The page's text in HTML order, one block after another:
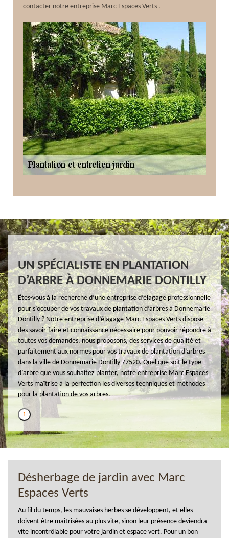
contacter notre entreprise Marc Espaces Verts .
UN SPÉCIALISTE EN PLANTATION
D’ARBRE À DONNEMARIE DONTILLY
Êtes-vous à la recherche d’une entreprise d’élagage professionnelle
pour s’occuper de vos travaux de plantation d’arbres à Donnemarie
Dontilly ? Notre entreprise d’élagage Marc Espaces Verts dispose
des savoir-faire et connaissance nécessaire pour pouvoir répondre à
toutes vos demandes, nous proposons, des services de qualité et
parfaitement aux normes pour vos travaux de plantation d’arbres
dans la ville de Donnemarie Dontilly 77520. Quel que soit le type
d’arbre que vous souhaitez planter, notre entreprise Marc Espaces
Verts maîtrise à la perfection les diverses techniques et méthodes
pour la plantation de vos arbres.
1
Désherbage de jardin avec Marc
Espaces Verts
Au fil du temps, les mauvaises herbes se développent, et elles
doivent être maîtrisées au plus vite, sinon leur présence deviendra
vite incontrôlable pour votre jardin et espace vert. Pour un bon